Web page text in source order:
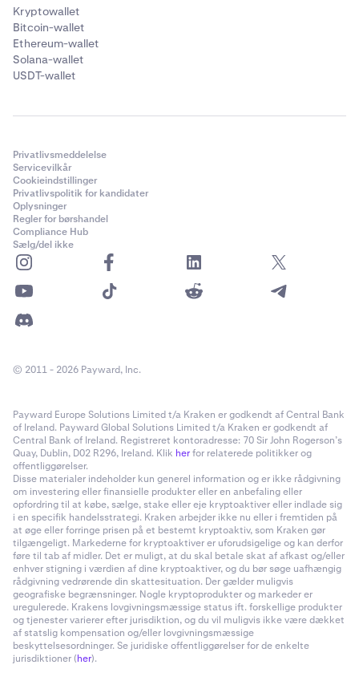
Kryptowallet
Bitcoin-wallet
Ethereum-wallet
Solana-wallet
USDT-wallet
Privatlivsmeddelelse
Servicevilkår
Cookieindstillinger
Privatlivspolitik for kandidater
Oplysninger
Regler for børshandel
Compliance Hub
Sælg/del ikke
© 2011 - 2026 Payward, Inc.
Payward Europe Solutions Limited t/a Kraken er godkendt af Central Bank
of Ireland. Payward Global Solutions Limited t/a Kraken er godkendt af
Central Bank of Ireland. Registreret kontoradresse: 70 Sir John Rogerson’s
Quay, Dublin, D02 R296, Ireland. Klik herfor relaterede politikker og
offentliggørelser.
Disse materialer indeholder kun generel information og er ikke rådgivning
om investering eller finansielle produkter eller en anbefaling eller
opfordring til at købe, sælge, stake eller eje kryptoaktiver eller indlade sig
i en specifik handelsstrategi. Kraken arbejder ikke nu eller i fremtiden på
at øge eller forringe prisen på et bestemt kryptoaktiv, som Kraken gør
tilgængeligt. Markederne for kryptoaktiver er uforudsigelige og kan derfor
føre til tab af midler. Det er muligt, at du skal betale skat af afkast og/eller
enhver stigning i værdien af dine kryptoaktiver, og du bør søge uafhængig
rådgivning vedrørende din skattesituation. Der gælder muligvis
geografiske begrænsninger. Nogle kryptoprodukter og markeder er
uregulerede. Krakens lovgivningsmæssige status ift. forskellige produkter
og tjenester varierer efter jurisdiktion, og du vil muligvis ikke være dækket
af statslig kompensation og/eller lovgivningsmæssige
beskyttelsesordninger. Se juridiske offentliggørelser for de enkelte
jurisdiktioner (her).